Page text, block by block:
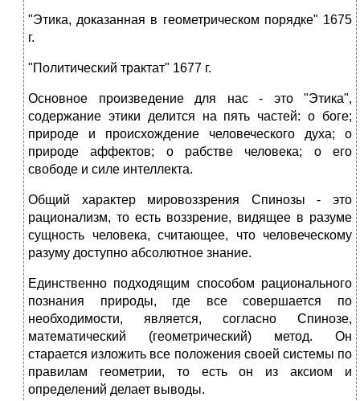
"Этика, доказанная в геометрическом порядке" 1675
г.
"Политический трактат" 1677 г.
Основное произведение для нас - это "Этика",
содержание этики делится на пять частей: о боге;
природе и происхождение человеческого духа; о
природе аффектов; о рабстве человека; о его
свободе и силе интеллекта.
Общий характер мировоззрения Спинозы - это
рационализм, то есть воззрение, видящее в разуме
сущность человека, считающее, что человеческому
разуму доступно абсолютное знание.
Единственно подходящим способом рационального
познания природы, где все совершается по
необходимости, является, согласно Спинозе,
математический (геометрический) метод. Он
старается изложить все положения своей системы по
правилам геометрии, то есть он из аксиом и
определений делает выводы.